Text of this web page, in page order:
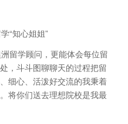
“知心姐姐”
留学顾问，更能体会每位留
，斗斗图聊聊天的过程把留
细心、活泼好交流的我秉着
将你们送去理想院校是我最